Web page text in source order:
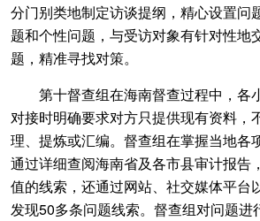
分门别类地制定访谈提纲，精心设置问
题和个性问题，与受访对象有针对性地
题，精准寻找对策。
第十督查组在海南督查过程中，各
对接时明确要求对方只提供现有资料，
理、提炼或汇编。督查组在掌握当地各
通过详细查阅海南省及各市县审计报告
值的线索，还通过网站、社交媒体平台
发现50多条问题线索。督查组对问题进